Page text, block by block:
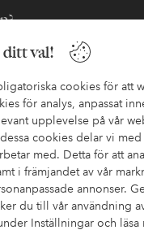
ditt val!
cookies för att
för analys, anpassat
upplevelse på vår
cookies delar vi
med. Detta för att
i främjandet av vår
annonser.
du till vår användning
Inställningar och läsa
på de vanligaste
hur du enklast kontaktar
Beställning